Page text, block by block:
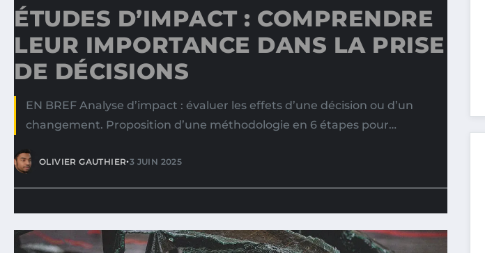
ÉTUDES D’IMPACT : COMPRENDRE
LEUR IMPORTANCE DANS LA PRISE
DE DÉCISIONS
EN BREF Analyse d’impact : évaluer les effets d’une décision ou d’un
changement. Proposition d’une méthodologie en 6 étapes pour…
OLIVIER GAUTHIER•3 JUIN 2025